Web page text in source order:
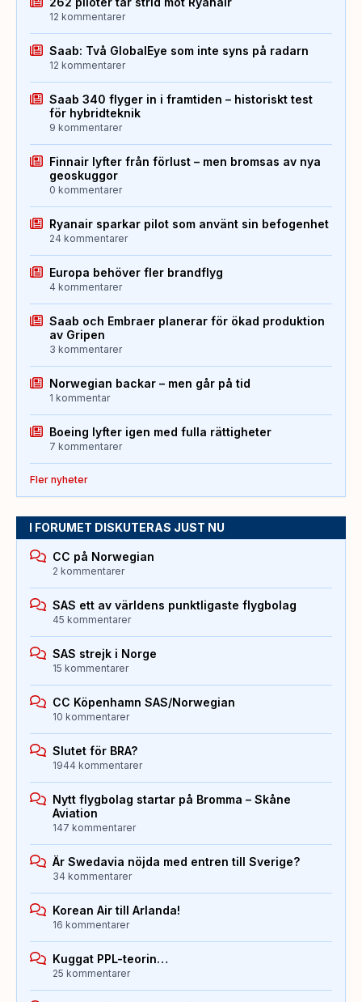
12 kommentarer
Saab: Två GlobalEye som inte syns på radarn
12 kommentarer
Saab 340 flyger in i framtiden – historiskt test
för hybridteknik
9 kommentarer
Finnair lyfter från förlust – men bromsas av nya
geoskuggor
0 kommentarer
Ryanair sparkar pilot som använt sin befogenhet
24 kommentarer
Europa behöver fler brandflyg
4 kommentarer
Saab och Embraer planerar för ökad produktion
av Gripen
3 kommentarer
Norwegian backar – men går på tid
1 kommentar
Boeing lyfter igen med fulla rättigheter
7 kommentarer
Fler nyheter
I FORUMET DISKUTERAS JUST NU
CC på Norwegian
2 kommentarer
SAS ett av världens punktligaste flygbolag
45 kommentarer
SAS strejk i Norge
15 kommentarer
CC Köpenhamn SAS/Norwegian
10 kommentarer
Slutet för BRA?
1944 kommentarer
Nytt flygbolag startar på Bromma – Skåne
Aviation
147 kommentarer
Är Swedavia nöjda med entren till Sverige?
34 kommentarer
Korean Air till Arlanda!
16 kommentarer
Kuggat PPL-teorin…
25 kommentarer